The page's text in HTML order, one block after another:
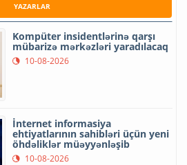
YAZARLAR
Kompüter insidentlərinə qarşı
mübarizə mərkəzləri yaradılacaq
10-08-2026
İnternet informasiya
ehtiyatlarının sahibləri üçün yeni
öhdəliklər müəyyənləşib
10-08-2026